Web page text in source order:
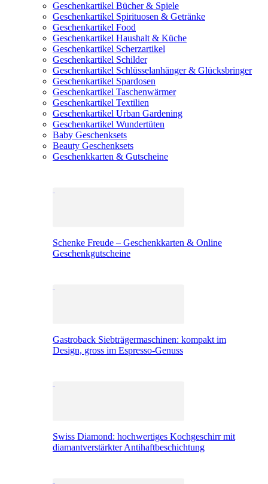
Geschenkartikel Bücher & Spiele
Geschenkartikel Spirituosen & Getränke
Geschenkartikel Food
Geschenkartikel Haushalt & Küche
Geschenkartikel Scherzartikel
Geschenkartikel Schilder
Geschenkartikel Schlüsselanhänger & Glücksbringer
Geschenkartikel Spardosen
Geschenkartikel Taschenwärmer
Geschenkartikel Textilien
Geschenkartikel Urban Gardening
Geschenkartikel Wundertüten
Baby Geschenksets
Beauty Geschenksets
Geschenkkarten & Gutscheine
Schenke Freude – Geschenkkarten & Online
Geschenkgutscheine
Gastroback Siebträgermaschinen: kompakt im
Design, gross im Espresso-Genuss
Swiss Diamond: hochwertiges Kochgeschirr mit
diamantverstärkter Antihaftbeschichtung